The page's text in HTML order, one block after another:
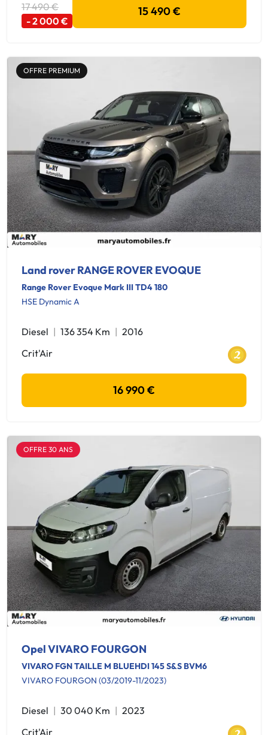
17 490 €
- 2 000 €
15 490 €
OFFRE PREMIUM
Land rover RANGE ROVER EVOQUE
Range Rover Evoque Mark III TD4 180
HSE Dynamic A
Diesel 136 354 Km
2016
Crit'Air
16 990 €
OFFRE 30 ANS
Opel VIVARO FOURGON
VIVARO FGN TAILLE M BLUEHDI 145 S&S BVM6
VIVARO FOURGON (03/2019-11/2023)
Diesel 30 040 Km
2023
Crit'Air